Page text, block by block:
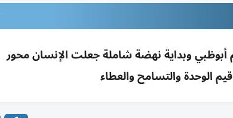
زايد حكم أبوظبي وبداية نهضة شاملة جعلت الإنسان محور
الوحدة والتسامح والعطاء